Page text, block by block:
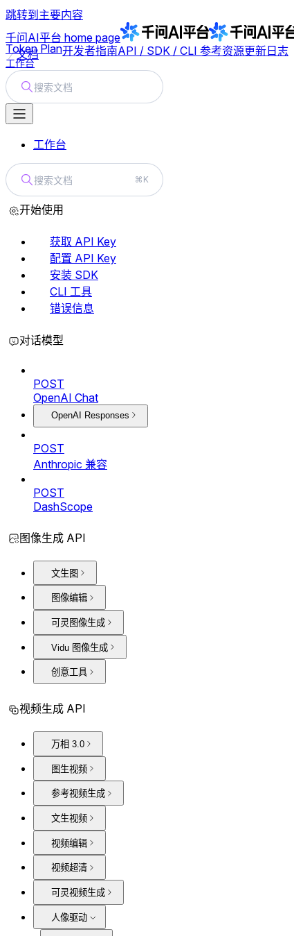
跳转到主要内容
千问AI平台 home page
文档
Token Plan开发者指南API / SDK / CLI 参考资源更新日志
工作台
搜索文档
工作台
搜索文档 ⌘K
开始使用
获取 API Key
配置 API Key
安装 SDK
CLI 工具
错误信息
对话模型
POST
OpenAI Chat
OpenAI Responses
POST
Anthropic 兼容
POST
DashScope
图像生成 API
文生图
图像编辑
可灵图像生成
Vidu 图像生成
创意工具
视频生成 API
万相 3.0
图生视频
参考视频生成
文生视频
视频编辑
视频超清
可灵视频生成
人像驱动